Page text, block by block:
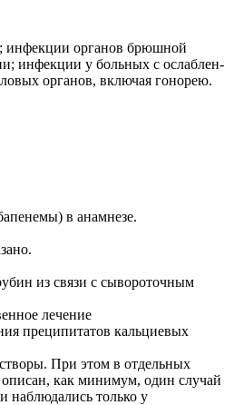
инфекции органов брюшной
инфекции у больных с ослаблен­
органов, включая гонорею.
в анамнезе.
из связи с сывороточным
лечение
преципитатов кальциевых
При этом в отдельных
описан, как минимум, один случай
наблюдались только у